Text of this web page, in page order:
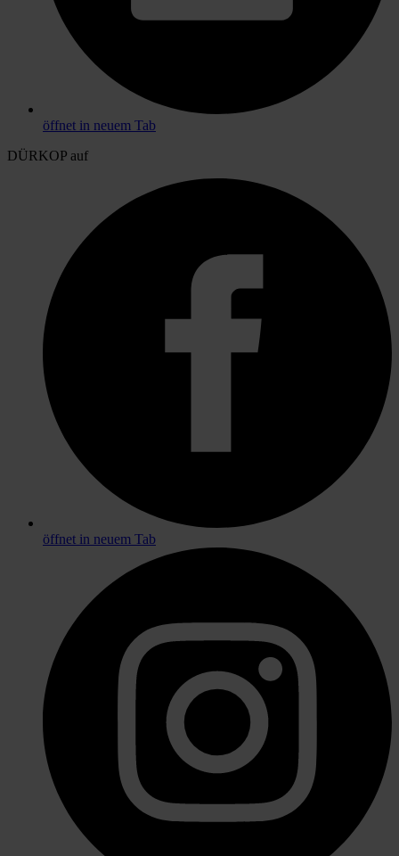
öffnet in neuem Tab
DÜRKOP auf
öffnet in neuem Tab